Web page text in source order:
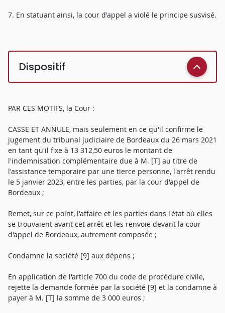
7. En statuant ainsi, la cour d'appel a violé le principe susvisé.
Dispositif
PAR CES MOTIFS, la Cour :
CASSE ET ANNULE, mais seulement en ce qu'il confirme le
jugement du tribunal judiciaire de Bordeaux du 26 mars 2021
en tant qu'il fixe à 13 312,50 euros le montant de
l'indemnisation complémentaire due à M. [T] au titre de
l'assistance temporaire par une tierce personne, l'arrêt rendu
le 5 janvier 2023, entre les parties, par la cour d'appel de
Bordeaux ;
Remet, sur ce point, l'affaire et les parties dans l'état où elles
se trouvaient avant cet arrêt et les renvoie devant la cour
d'appel de Bordeaux, autrement composée ;
Condamne la société [9] aux dépens ;
En application de l'article 700 du code de procédure civile,
rejette la demande formée par la société [9] et la condamne à
payer à M. [T] la somme de 3 000 euros ;